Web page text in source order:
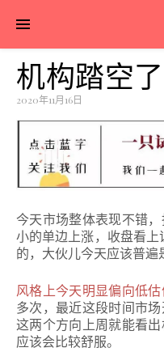
机构踏空了
2020年11月16日
今天市场整体表现不错
小的单边上涨，收盘看
的，大伙儿今天应该普遍
风格上今天明显偏向低
多次，最近这段时间市
这两个方向上周就能看
应该会比较舒服。